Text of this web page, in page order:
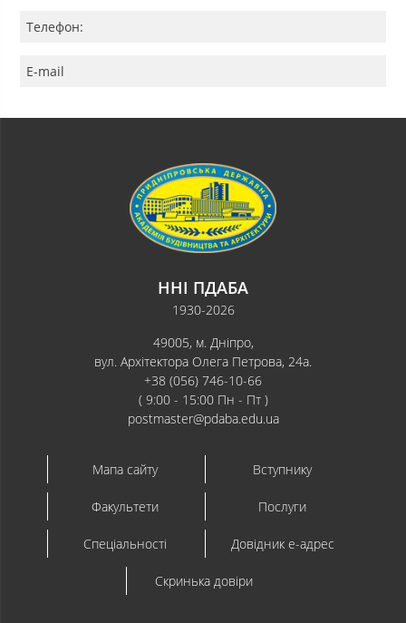
Телефон:
E-mail
ННІ ПДАБА
1930-2026
49005, м. Дніпро,
вул. Архітектора Олега Петрова, 24а.
+38 (056) 746-10-66
( 9:00 - 15:00 Пн - Пт )
postmaster@pdaba.edu.ua
Мапа сайту Вступнику
Факультети Послуги
Спеціальності Довідник e-адрес
Скринька довіри